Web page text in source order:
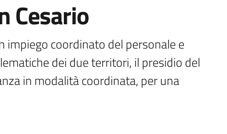
Cesario
impiego coordinato del personale e
dei due territori, il presidio del
in modalità coordinata, per una